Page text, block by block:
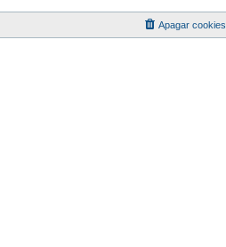
Apagar cookies